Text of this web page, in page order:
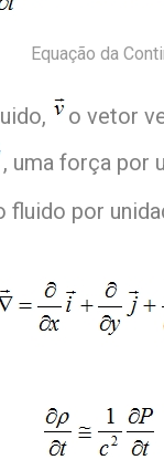
Equação da
o vetor
, uma força por
fluido por